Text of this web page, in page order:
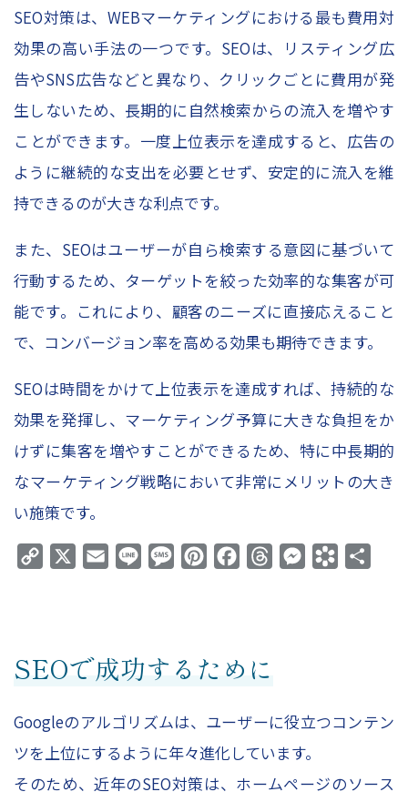
SEO対策は、WEBマーケティングにおける最も費用対
効果の高い手法の一つです。SEOは、リスティング広
告やSNS広告などと異なり、クリックごとに費用が発
生しないため、長期的に自然検索からの流入を増やす
ことができます。一度上位表示を達成すると、広告の
ように継続的な支出を必要とせず、安定的に流入を維
持できるのが大きな利点です。
また、SEOはユーザーが自ら検索する意図に基づいて
行動するため、ターゲットを絞った効率的な集客が可
能です。これにより、顧客のニーズに直接応えること
で、コンバージョン率を高める効果も期待できます。
SEOは時間をかけて上位表示を達成すれば、持続的な
効果を発揮し、マーケティング予算に大きな負担をか
けずに集客を増やすことができるため、特に中長期的
なマーケティング戦略において非常にメリットの大き
い施策です。
Copy
Email Line MessagePinterestFacebookThreadsMessenger
SEOで成功するために
Googleのアルゴリズムは、ユーザーに役立つコンテン
ツを上位にするように年々進化しています。
そのため、近年のSEO対策は、ホームページのソース